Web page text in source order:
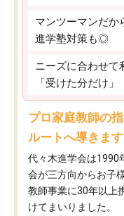
マンツーマンだか
進学塾対策も◎
ニーズに合わせて
「受けた分だけ」
プロ家庭教師の
ルートへ導きます
代々木進学会は1990
会が三方向からお子
教師事業に30年以上
けてまいりました。